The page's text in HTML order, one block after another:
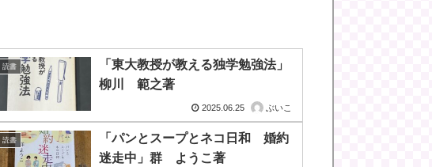
読書
「東大教授が教える独学勉強法」
柳川 範之著
2025.06.25 ぶいこ
読書
「パンとスープとネコ日和 婚約
迷走中」群 ようこ著